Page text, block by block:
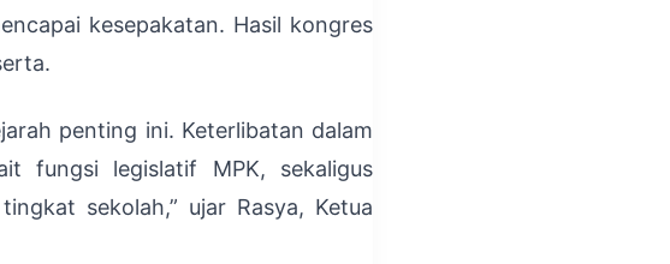
kesepakatan. Hasil kongres
penting ini. Keterlibatan dalam
fungsi legislatif MPK, sekaligus
sekolah,” ujar Rasya, Ketua